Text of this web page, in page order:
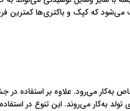
که کپک و باکتری‌ها کمترین
به‌کار می‌رود. علاوه بر
به‌کار می‌روند. این تنوع در